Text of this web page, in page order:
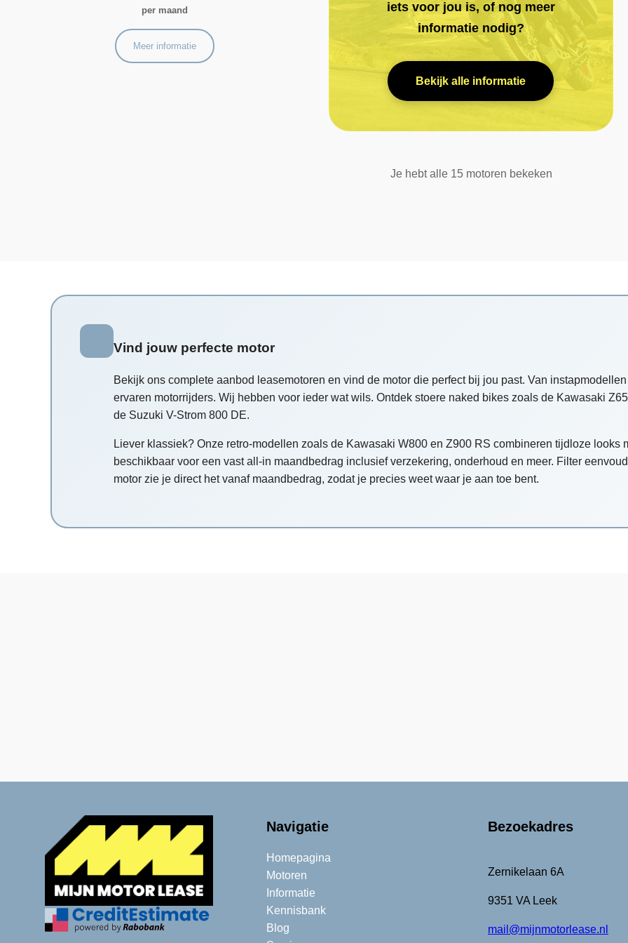
per maand
Meer informatie
iets voor jou is, of nog meer
informatie nodig?
Bekijk alle informatie
Je hebt alle 15 motoren bekeken
Vind jouw perfecte motor
Bekijk ons complete aanbod leasemotoren en vind de motor die perfect bij jou past. Van
ervaren motorrijders. Wij hebben voor ieder wat wils. Ontdek stoere naked bikes zoals de Kawasaki
de Suzuki V-Strom 800 DE.
Liever klassiek? Onze retro-modellen zoals de Kawasaki W800 en Z900 RS combineren tijdloze looks
beschikbaar voor een vast all-in maandbedrag inclusief verzekering, onderhoud en meer. Filter
motor zie je direct het vanaf maandbedrag, zodat je precies weet waar je aan toe bent.
Navigatie
Homepagina
Motoren
Informatie
Kennisbank
Blog
Bezoekadres
Zernikelaan 6A
9351 VA Leek
mail@mijnmotorlease.nl